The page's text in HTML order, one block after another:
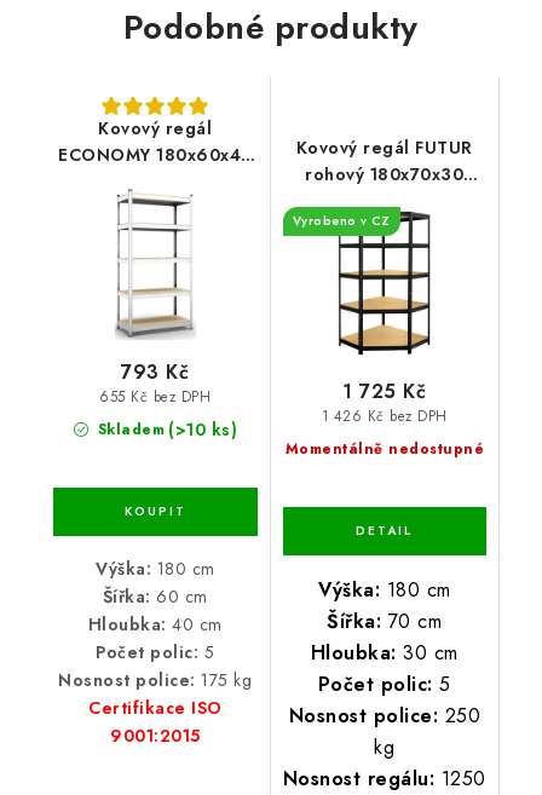
Podobné produkty
Kovový regál
ECONOMY 180x60x40
Skladem (>10 ks)
655 Kč bez DPH
793 Kč
Výška: 180 cm
Šířka: 60 cm
Hloubka: 40 cm
Počet polic: 5
Nosnost police: 175 kg
Certifikace ISO
9001:2015
Kovový regál FUTUR
rohový 180x70x30
Vyrobeno v CZ
Momentálně nedostupné
1 426 Kč bez DPH
1 725 Kč
Výška: 180 cm
Šířka: 70 cm
Hloubka: 30 cm
Počet polic: 5
Nosnost police: 250
kg
Nosnost regálu: 1250